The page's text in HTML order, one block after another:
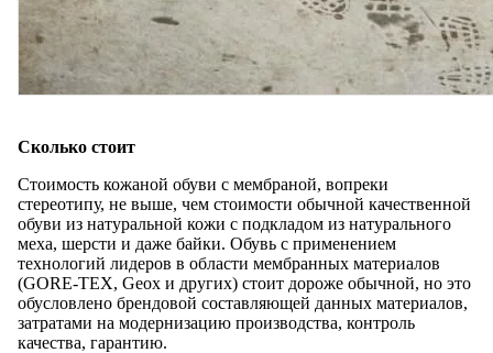
Сколько стоит
Стоимость кожаной обуви с мембраной, вопреки
стереотипу, не выше, чем стоимости обычной качественной
обуви из натуральной кожи с подкладом из натурального
меха, шерсти и даже байки. Обувь с применением
технологий лидеров в области мембранных материалов
(GORE-TEX, Geox и других) стоит дороже обычной, но это
обусловлено брендовой составляющей данных материалов,
затратами на модернизацию производства, контроль
качества, гарантию.